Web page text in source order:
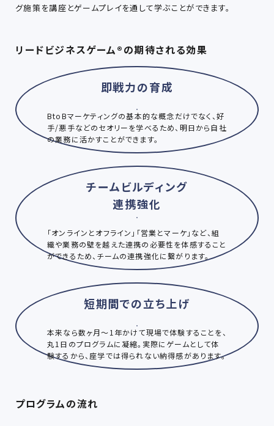
グ施策を講座とゲームプレイを通して学ぶことができます。
リードビジネスゲーム®の期待される効果
即戦力の育成
BtoBマーケティングの基本的な概念だけでなく、好
手/悪手などのセオリーを学べるため、明日から自社
の業務に活かすことができます。
チームビルディング
連携強化
「オンラインとオフライン」「営業とマーケ」など、組
織や業務の壁を越えた連携の必要性を体感すること
ができるため、チームの連携強化に繋がります。
短期間での立ち上げ
本来なら数ヶ月～1年かけて現場で体験することを、
丸1日のプログラムに凝縮。実際にゲームとして体
験するから、座学では得られない納得感があります。
プログラムの流れ